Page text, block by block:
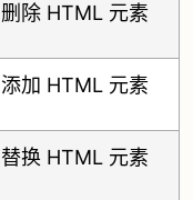
删除 HTML 元素
添加 HTML 元素
替换 HTML 元素